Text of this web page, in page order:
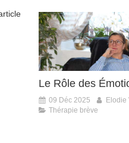
Le Rôle des
09 Déc 2025
Elodie
Thérapie brève